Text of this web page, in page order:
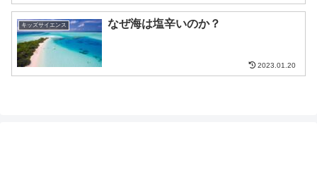
キッズサイエンス なぜ海は塩辛いのか？
2023.01.20